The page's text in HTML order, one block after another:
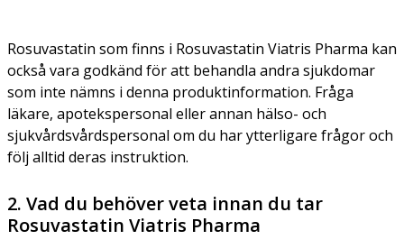
Rosuvastatin som finns i Rosuvastatin Viatris Pharma kan
också vara godkänd för att behandla andra sjukdomar
som inte nämns i denna produktinformation. Fråga
läkare, apotekspersonal eller annan hälso- och
sjukvårdsvårdspersonal om du har ytterligare frågor och
följ alltid deras instruktion.
2. Vad du behöver veta innan du tar
Rosuvastatin Viatris Pharma